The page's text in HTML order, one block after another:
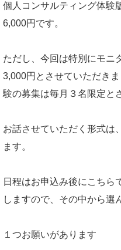
個人コンサルティング体験
6,000円です。
ただし、今回は特別にモニ
3,000円とさせていただき
験の募集は毎月３名限定と
お話させていただく形式は
ます。
日程はお申込み後にこちら
しますので、その中から選
１つお願いがあります